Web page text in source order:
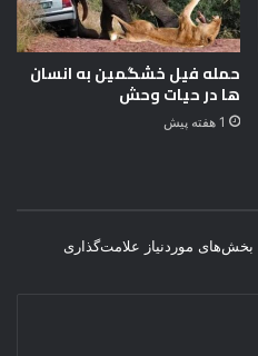
حمله فیل خشگمین به انسان
ها در حیات وحش
1 هفته پیش
بخش‌های موردنیاز علامت‌گذاری